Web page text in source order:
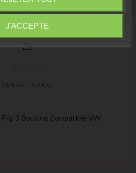
( 5/ 5) sur 1 note(s)
3 Boutons Compatible VW
J'ACCEPTE
Information